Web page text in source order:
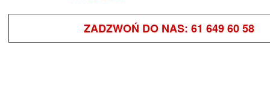
ZADZWOŃ DO NAS: 61 649 60 58